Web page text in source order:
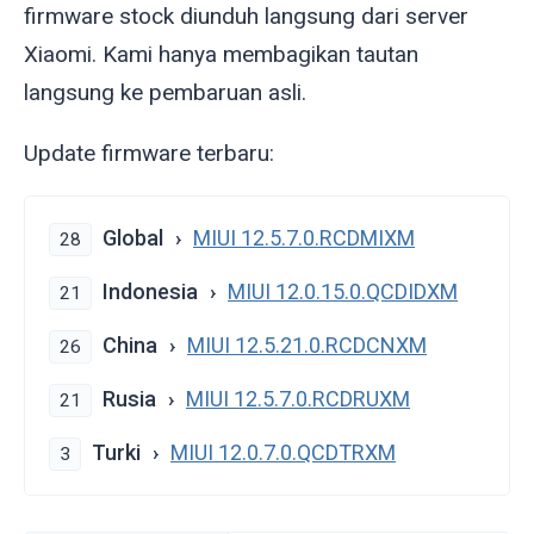
firmware stock diunduh langsung dari server
Xiaomi. Kami hanya membagikan tautan
langsung ke pembaruan asli.
Update firmware terbaru:
28 Global MIUI 12.5.7.0.RCDMIXM
21 Indonesia MIUI 12.0.15.0.QCDIDXM
26 China MIUI 12.5.21.0.RCDCNXM
21 Rusia MIUI 12.5.7.0.RCDRUXM
3 Turki MIUI 12.0.7.0.QCDTRXM